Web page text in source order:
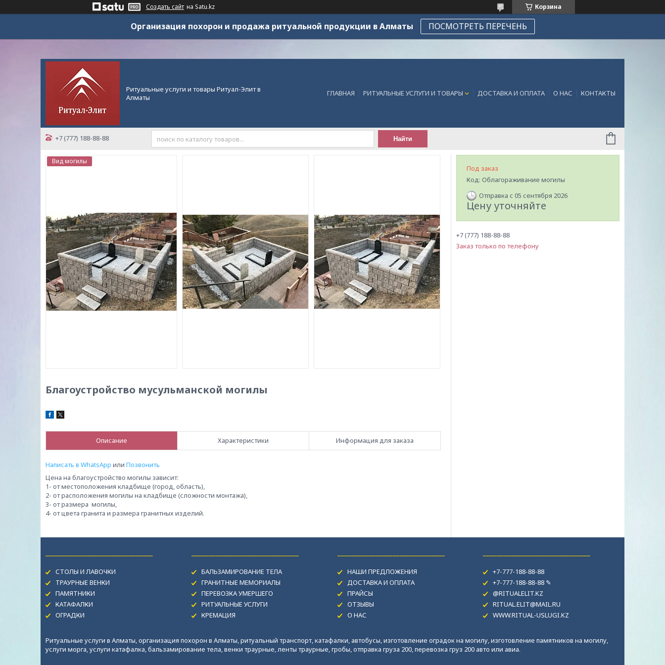
Создать сайт на Satu.kz Корзина
Организация похорон и продажа ритуальной продукции в Алматы ПОСМОТРЕТЬ ПЕРЕЧЕНЬ
Ритуальные услуги и товары Ритуал-Элит в
Алматы
ГЛАВНАЯ РИТУАЛЬНЫЕ УСЛУГИ И ТОВАРЫ ДОСТАВКА И ОПЛАТА О НАС КОНТАКТЫ
+7 (777) 188-88-88 Найти
Вид могилы
Благоустройство мусульманской могилы
Описание Характеристики Информация для заказа
Написать в WhatsApp или Позвонить
Цена на благоустройство могилы зависит:
1- от местоположения кладбище (город, область),
2- от расположения могилы на кладбище (сложности монтажа),
3- от размера могилы,
4- от цвета гранита и размера гранитных изделий.
Под заказ
Код: Облагораживание могилы
Отправка с 05 сентября 2026
Цену уточняйте
+7 (777) 188-88-88
Заказ только по телефону
СТОЛЫ И ЛАВОЧКИ
ТРАУРНЫЕ ВЕНКИ
ПАМЯТНИКИ
КАТАФАЛКИ
ОГРАДКИ
БАЛЬЗАМИРОВАНИЕ ТЕЛА
ГРАНИТНЫЕ МЕМОРИАЛЫ
ПЕРЕВОЗКА УМЕРШЕГО
РИТУАЛЬНЫЕ УСЛУГИ
КРЕМАЦИЯ
НАШИ ПРЕДЛОЖЕНИЯ
ДОСТАВКА И ОПЛАТА
ПРАЙСЫ
ОТЗЫВЫ
О НАС
+7-777-188-88-88
+7-777-188-88-88 ✎
@RITUALELIT.KZ
RITUAL.ELIT@MAIL.RU
WWW.RITUAL-USLUGI.KZ
Ритуальные услуги в Алматы, организация похорон в Алматы, ритуальный транспорт, катафалки, автобусы, изготовление оградок на могилу, изготовление памятников на могилу,
услуги морга, услуги катафалка, бальзамирование тела, венки траурные, ленты траурные, гробы, отправка груза 200, перевозка груз 200 авто или авиа.